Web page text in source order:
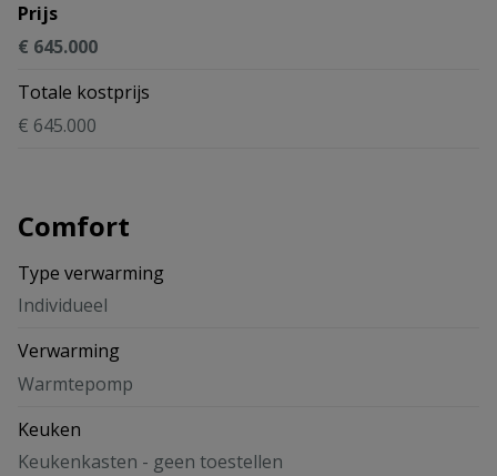
Prijs
€ 645.000
Totale kostprijs
€ 645.000
Comfort
Type verwarming
Individueel
Verwarming
Warmtepomp
Keuken
Keukenkasten - geen toestellen